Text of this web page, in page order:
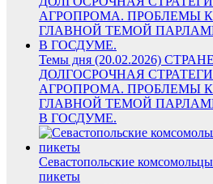
Темы дня (20.02.2026)
ДОЛГОСРОЧНАЯ
АГРОПРОМА. ПРОБЛЕМЫ
ГЛАВНОЙ ТЕМОЙ
В ГОСДУМЕ.
Севастопольские
пикеты